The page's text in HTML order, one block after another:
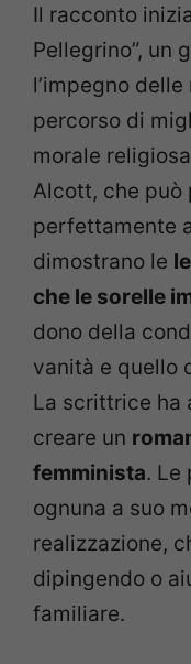
Il racconto
Pellegrino”, un
l’impegno
percorso di
morale
Alcott, che può
perfettamente
dimostrano le
che le sorelle
dono della
vanità e quello
La scrittrice ha
creare un
femminista. Le
ognuna a suo
realizzazione,
dipingendo o
familiare.